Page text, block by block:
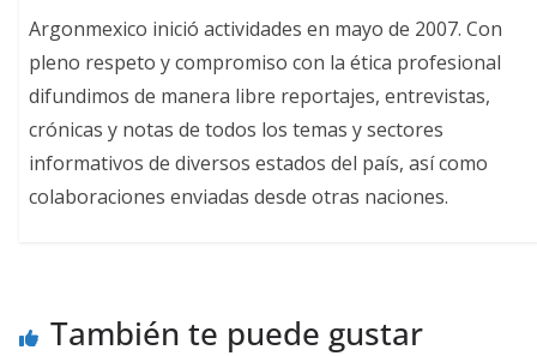
Argonmexico inició actividades en mayo de 2007. Con
pleno respeto y compromiso con la ética profesional
difundimos de manera libre reportajes, entrevistas,
crónicas y notas de todos los temas y sectores
informativos de diversos estados del país, así como
colaboraciones enviadas desde otras naciones.
También te puede gustar